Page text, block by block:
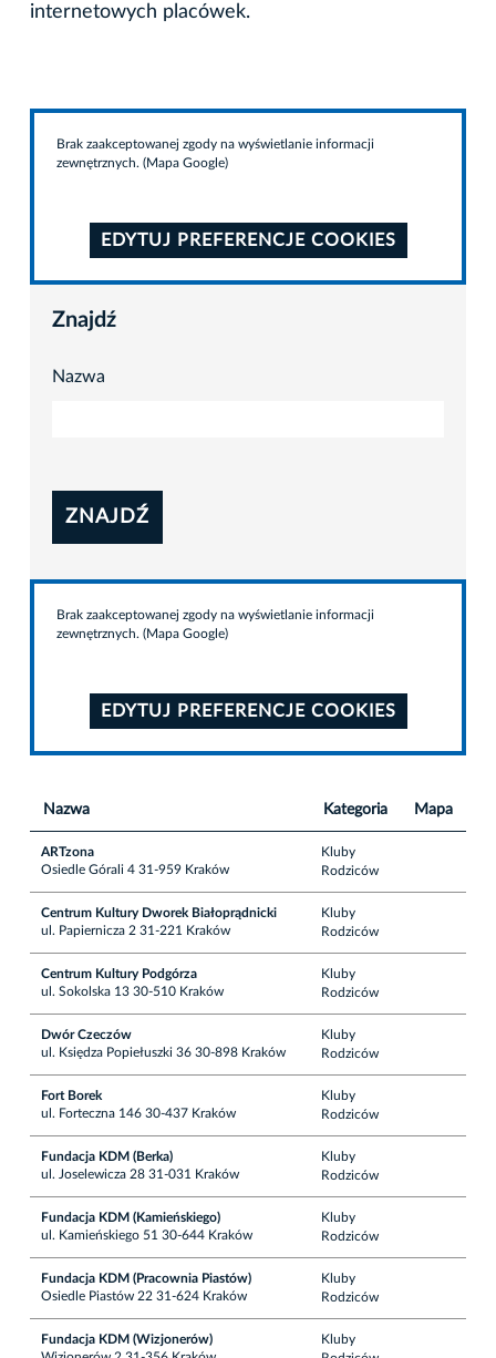
internetowych placówek.
Brak zaakceptowanej zgody na wyświetlanie informacji
zewnętrznych. (Mapa Google)
EDYTUJ PREFERENCJE COOKIES
Znajdź
Nazwa
ZNAJDŹ
Brak zaakceptowanej zgody na wyświetlanie informacji
zewnętrznych. (Mapa Google)
EDYTUJ PREFERENCJE COOKIES
Nazwa Kategoria Mapa
ARTzona
Osiedle Górali 4 31-959 Kraków
Kluby
Rodziców
Centrum Kultury Dworek Białoprądnicki
ul. Papiernicza 2 31-221 Kraków
Kluby
Rodziców
Centrum Kultury Podgórza
ul. Sokolska 13 30-510 Kraków
Kluby
Rodziców
Dwór Czeczów
ul. Księdza Popiełuszki 36 30-898 Kraków
Kluby
Rodziców
Fort Borek
ul. Forteczna 146 30-437 Kraków
Kluby
Rodziców
Fundacja KDM (Berka)
ul. Joselewicza 28 31-031 Kraków
Kluby
Rodziców
Fundacja KDM (Kamieńskiego)
ul. Kamieńskiego 51 30-644 Kraków
Kluby
Rodziców
Fundacja KDM (Pracownia Piastów)
Osiedle Piastów 22 31-624 Kraków
Kluby
Rodziców
Fundacja KDM (Wizjonerów)
Kluby